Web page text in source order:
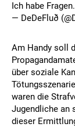
Ich habe
— DeDeFluð
Am Handy soll
über soziale
waren die
Jugendliche an
dieser